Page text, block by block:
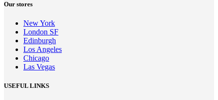
Our stores
New York
London SF
Edinburgh
Los Angeles
Chicago
Las Vegas
USEFUL LINKS